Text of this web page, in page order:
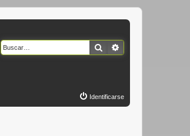
Buscar
Identificarse